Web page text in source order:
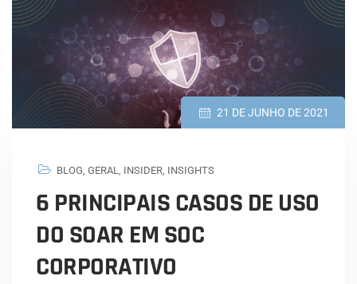
21 DE JUNHO DE 2021
BLOG GERAL INSIDER INSIGHTS
6 PRINCIPAIS CASOS DE USO
DO SOAR EM SOC
CORPORATIVO